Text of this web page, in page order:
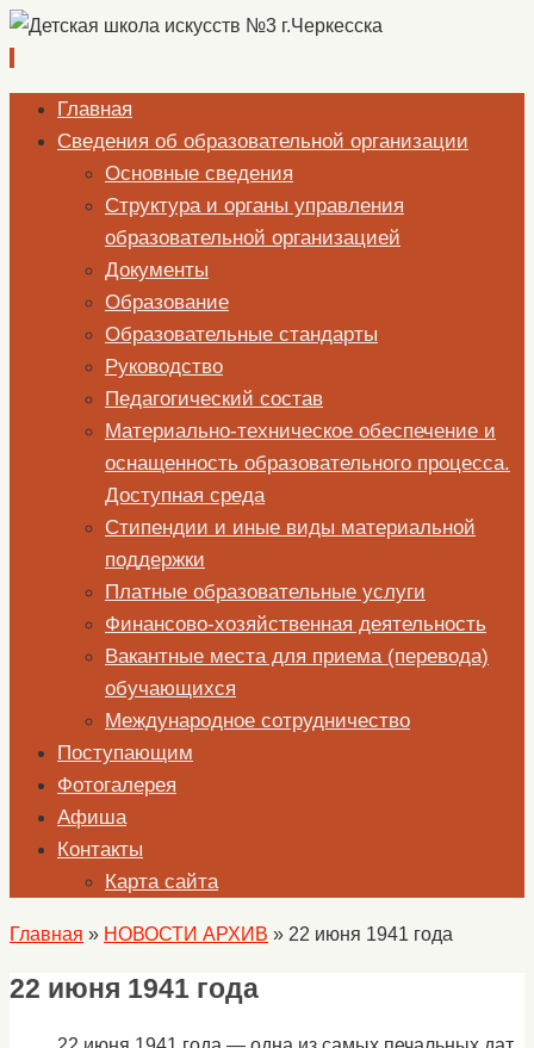
Перейти
содержимому
Главная
Сведения об образовательной организации
Основные сведения
Структура и органы управления
образовательной организацией
Документы
Образование
Образовательные стандарты
Руководство
Педагогический состав
Материально-техническое обеспечение и
оснащенность образовательного процесса.
Доступная среда
Стипендии и иные виды материальной
поддержки
Платные образовательные услуги
Финансово-хозяйственная деятельность
Вакантные места для приема (перевода)
обучающихся
Международное сотрудничество
Поступающим
Фотогалерея
Афиша
Контакты
Карта сайта
Главная » НОВОСТИ АРХИВ » 22 июня 1941 года
22 июня 1941 года